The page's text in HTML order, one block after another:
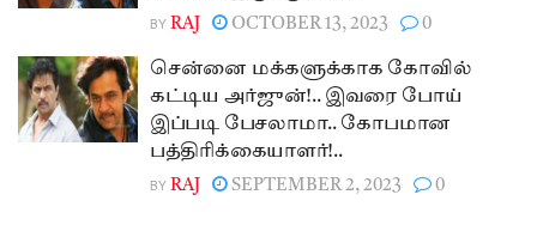
BY RAJ OCTOBER 13, 2023 0
சென்னை மக்களுக்காக கோவில்
கட்டிய அர்ஜுன்!.. இவரை போய்
இப்படி பேசலாமா.. கோபமான
பத்திரிக்கையாளர்!..
BY RAJ SEPTEMBER 2, 2023 0